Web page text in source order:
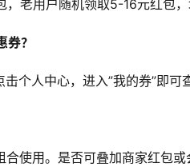
老用户随机领取5-16元红包
？
个人中心，进入”我的券”即可
使用。是否可叠加商家红包或